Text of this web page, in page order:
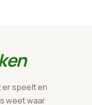
er speelt en
weet waar